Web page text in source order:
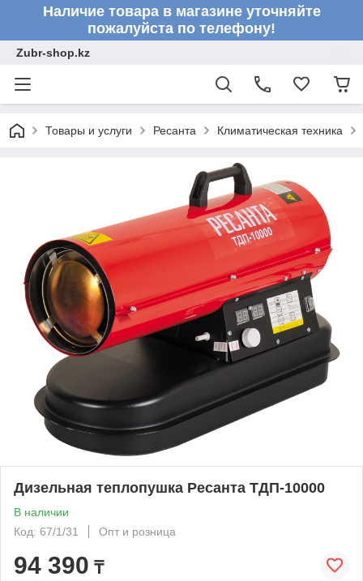
Наличие товара в магазине уточняйте
пожалуйста по телефону!
Zubr-shop.kz
Товары и услуги Ресанта Климатическая техника
Дизельная теплопушка Ресанта ТДП-10000
В наличии
Код: 67/1/31
Опт и розница
94 390 ₸